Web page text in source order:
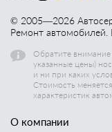
© 2005—2026
Ремонт
Обратите внимание
указанные цены)
и ни при каких
Стоимость
характеристик
О компании